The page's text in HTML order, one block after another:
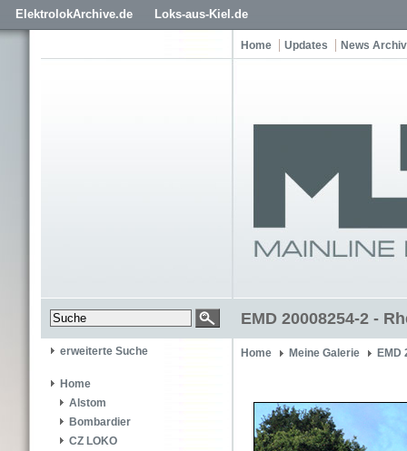
ElektrolokArchive.de Loks-aus-Kiel.de
Home Updates News Archiv
EMD 20008254-2 -
erweiterte Suche
Home
Alstom
Bombardier
CZ LOKO
Home Meine Galerie EMD